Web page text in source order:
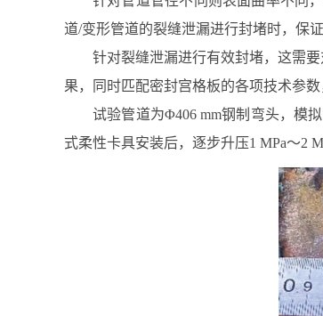
道/变形管道的裂缝泄漏进行封堵时，保
针对裂缝泄漏进行有效封堵，这需
果，同时匹配密封宫格板的各项技术参
试验管道为Φ406 mm钢制弯头，模
式柔性卡具安装后，逐步升压1 MPa～2